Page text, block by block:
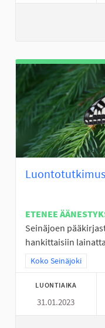
ETENEE
Seinäjoen
hankittaisiin
Rajaa tulokset
Koko Seinäjoki
LUONTIAIKA
31.01.2023